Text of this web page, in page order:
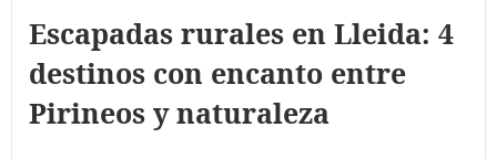
Escapadas rurales en Lleida: 4
destinos con encanto entre
Pirineos y naturaleza